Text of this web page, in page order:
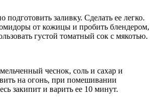
подготовить заливку. Сделать ее легко.
от кожицы и пробить блендером,
густой томатный сок с мякотью.
чеснок, соль и сахар и
на огонь, при помешивании
закипит и варить ее 10 минут.